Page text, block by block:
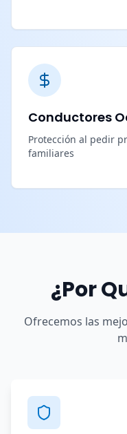
Conductores
Protección al pedir
familiares
¿Por
Ofrecemos las